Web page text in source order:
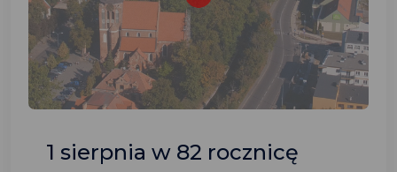
1 sierpnia w 82 rocznicę